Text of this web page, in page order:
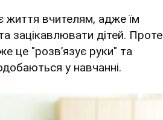
вчителям, адже їм
зацікавлювати дітей. Проте
це "розвʼязує руки" та
у навчанні.